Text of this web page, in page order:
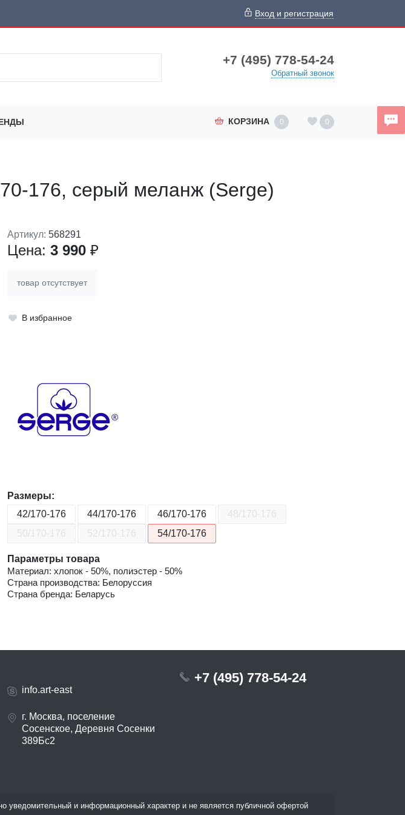
Вход и регистрация
+7 (495) 778-54-24
Обратный звонок
КОРЗИНА 0 0
176, серый меланж (Serge)
Артикул: 568291
Цена: 3 990 ₽
товар отсутствует
В избранное
Размеры:
42/170-176
44/170-176 46/170-176
48/170-176
50/170-176
52/170-176 54/170-176
Параметры товара
Материал: хлопок - 50%, полиэстер - 50%
Страна производства: Белоруссия
Страна бренда: Беларусь
info.art-east
г. Москва, поселение
Сосенское, Деревня Сосенки
389Бс2
+7 (495) 778-54-24
и информационный характер и не является публичной офертой